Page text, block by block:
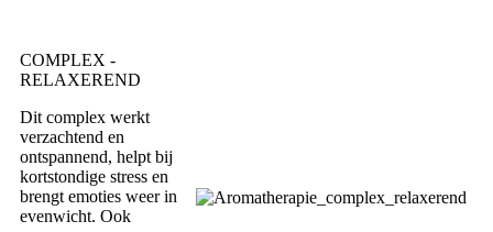
COMPLEX -
RELAXEREND
Dit complex werkt
verzachtend en
ontspannend, helpt bij
kortstondige stress en
brengt emoties weer in
evenwicht. Ook